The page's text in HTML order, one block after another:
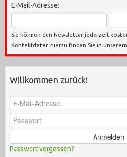
E-Mail-Adresse:
Sie können den Newsletter jederzeit
Kontaktdaten hierzu finden Sie in unserem
Willkommen zurück!
Anmelden
Passwort vergessen?